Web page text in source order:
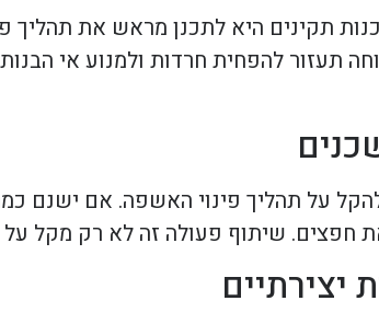
תקינים היא לתכנן מראש את תהליך
תעזור להפחית חרדות ולמנוע אי
על תהליך פינוי האשפה. אם ישנם
חפצים. שיתוף פעולה זה לא רק מקל
יצירתיים